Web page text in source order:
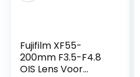
Fujifilm XF55-
200mm F3.5-F4.8
OIS Lens Voor